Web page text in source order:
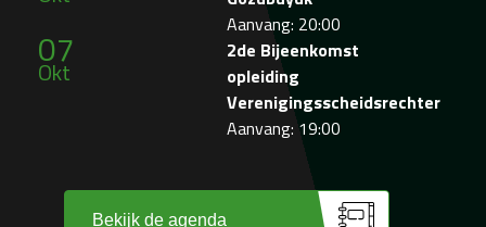
Aanvang: 20:00
07
Okt
2de Bijeenkomst
opleiding
Verenigingsscheidsrechter
Aanvang: 19:00
Bekijk de agenda